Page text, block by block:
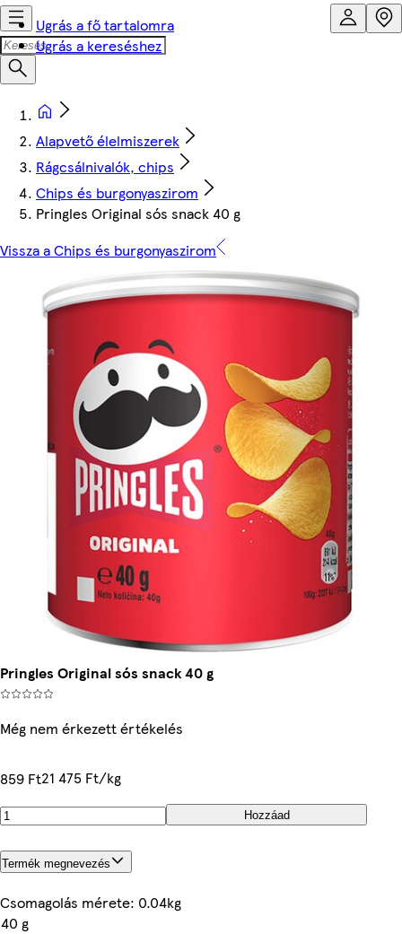
Ugrás a fő tartalomra
Ugrás a kereséshez
Alapvető élelmiszerek
Rágcsálnivalók, chips
Chips és burgonyaszirom
Pringles Original sós snack 40 g
Vissza a Chips és burgonyaszirom
Pringles Original sós snack 40 g
Még nem érkezett értékelés
859 Ft21 475 Ft/kg
Hozzáad
Termék megnevezés
Csomagolás mérete: 0.04kg
40 g